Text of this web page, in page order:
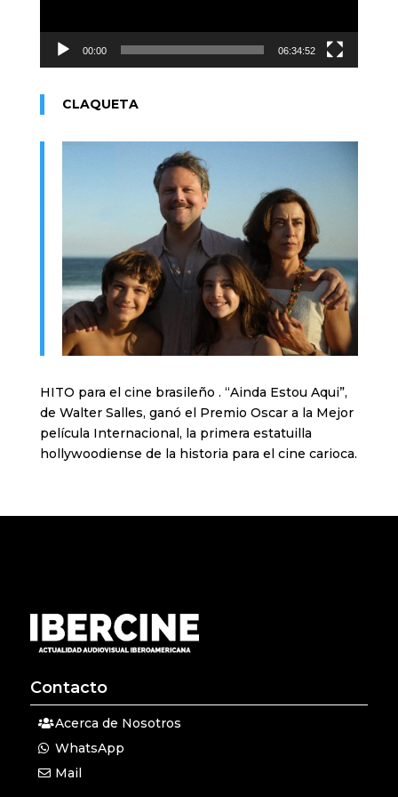
00:00 06:34:52
CLAQUETA
HITO para el cine brasileño . “Ainda Estou Aqui”,
de Walter Salles, ganó el Premio Oscar a la Mejor
película Internacional, la primera estatuilla
hollywoodiense de la historia para el cine carioca.
Contacto
Acerca de Nosotros
WhatsApp
Mail